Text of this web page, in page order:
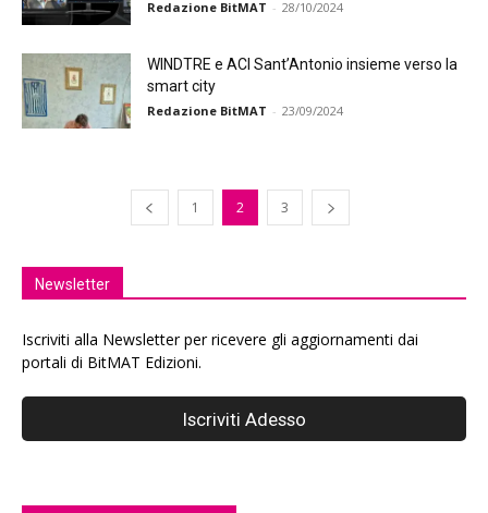
Redazione BitMAT - 28/10/2024
WINDTRE e ACI Sant’Antonio insieme verso la
smart city
Redazione BitMAT - 23/09/2024
1 2 3
Newsletter
Iscriviti alla Newsletter per ricevere gli aggiornamenti dai
portali di BitMAT Edizioni.